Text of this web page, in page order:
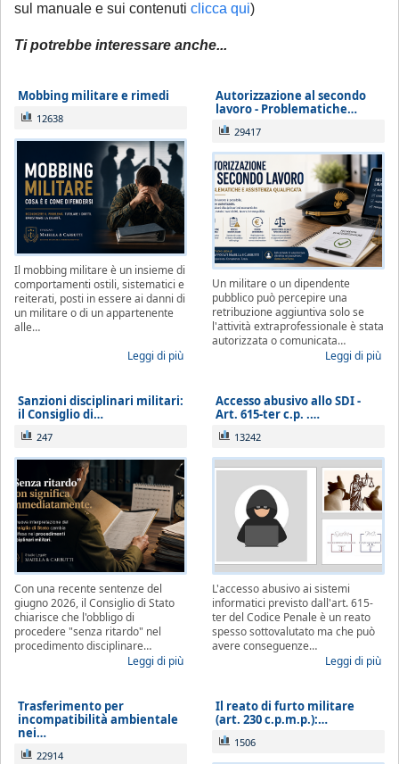
sul manuale e sui contenuti clicca qui)
Ti potrebbe interessare anche...
Mobbing militare e rimedi
12638
Il mobbing militare è un insieme di
comportamenti ostili, sistematici e
reiterati, posti in essere ai danni di
un militare o di un appartenente
alle…
Leggi di più
Autorizzazione al secondo
lavoro - Problematiche…
29417
Un militare o un dipendente
pubblico può percepire una
retribuzione aggiuntiva solo se
l'attività extraprofessionale è stata
autorizzata o comunicata…
Leggi di più
Sanzioni disciplinari militari:
il Consiglio di…
247
Con una recente sentenze del
giugno 2026, il Consiglio di Stato
chiarisce che l'obbligo di
procedere "senza ritardo" nel
procedimento disciplinare…
Leggi di più
Accesso abusivo allo SDI -
Art. 615-ter c.p. .…
13242
L'accesso abusivo ai sistemi
informatici previsto dall'art. 615-
ter del Codice Penale è un reato
spesso sottovalutato ma che può
avere conseguenze…
Leggi di più
Trasferimento per
incompatibilità ambientale
nei…
22914
Il reato di furto militare
(art. 230 c.p.m.p.):…
1506